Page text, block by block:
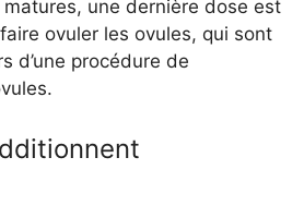
une dernière dose est
ovuler les ovules, qui sont
d’une procédure de